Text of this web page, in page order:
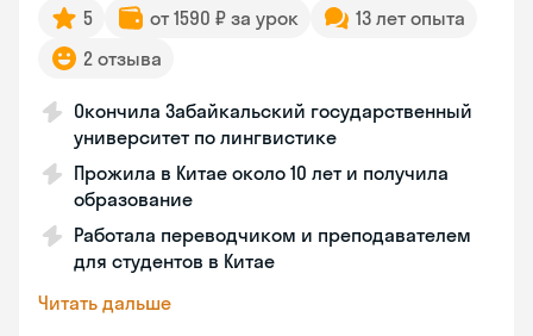
5 от 1590 ₽ за урок
13 лет опыта
2 отзыва
Окончила Забайкальский государственный
университет по лингвистике
Прожила в Китае около 10 лет и получила
образование
Работала переводчиком и преподавателем
для студентов в Китае
Читать дальше